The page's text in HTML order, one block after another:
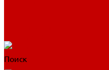
Поиск